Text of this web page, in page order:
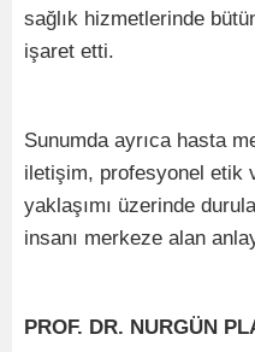
sağlık hizmetlerinde
işaret etti.
Sunumda ayrıca hasta
iletişim, profesyonel etik
yaklaşımı üzerinde
insanı merkeze alan
PROF. DR. NURGÜN